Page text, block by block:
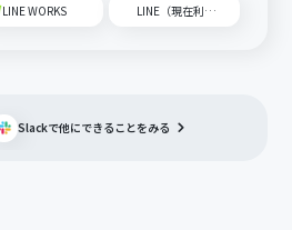
LINE WORKS LINE（現在利用不可）
Slackで他にできることをみる